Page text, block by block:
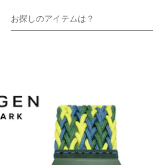
お探しのアイテムは？